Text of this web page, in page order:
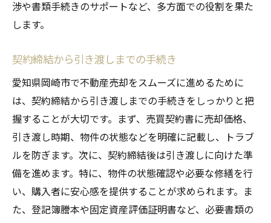
渉や書類手続きのサポートなど、多方面での役割を果た
します。
契約締結から引き渡しまでの手続き
愛知県岡崎市で不動産売却をスムーズに進めるために
は、契約締結から引き渡しまでの手続きをしっかりと把
握することが大切です。まず、売買契約書に売却価格、
引き渡し時期、物件の状態などを明確に記載し、トラブ
ルを防ぎます。次に、契約締結後は引き渡しに向けた準
備を進めます。特に、物件の状態確認や必要な修繕を行
い、購入者に安心感を提供することが求められます。ま
た、登記簿謄本や固定資産評価証明書など、必要書類の